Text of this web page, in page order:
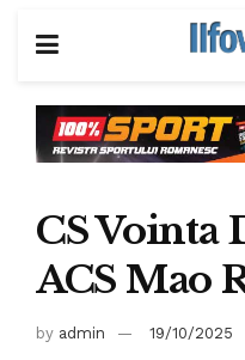
CS Vointa
ACS Mao
by admin 19/10/2025